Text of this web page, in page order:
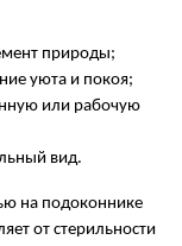
природы;
уюта и покоя;
или рабочую
вид.
на подоконнике
от стерильности